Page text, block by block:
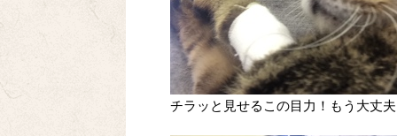
チラッと見せるこの目力！もう大丈